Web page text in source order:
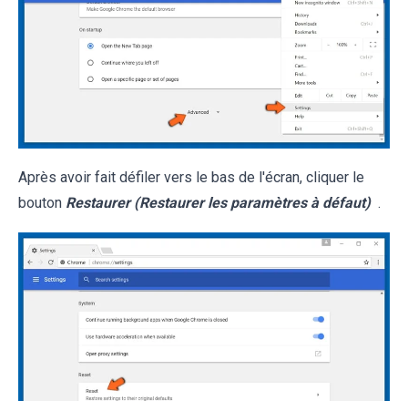
Après avoir fait défiler vers le bas de l'écran, cliquer le
bouton Restaurer (Restaurer les paramètres à défaut) .